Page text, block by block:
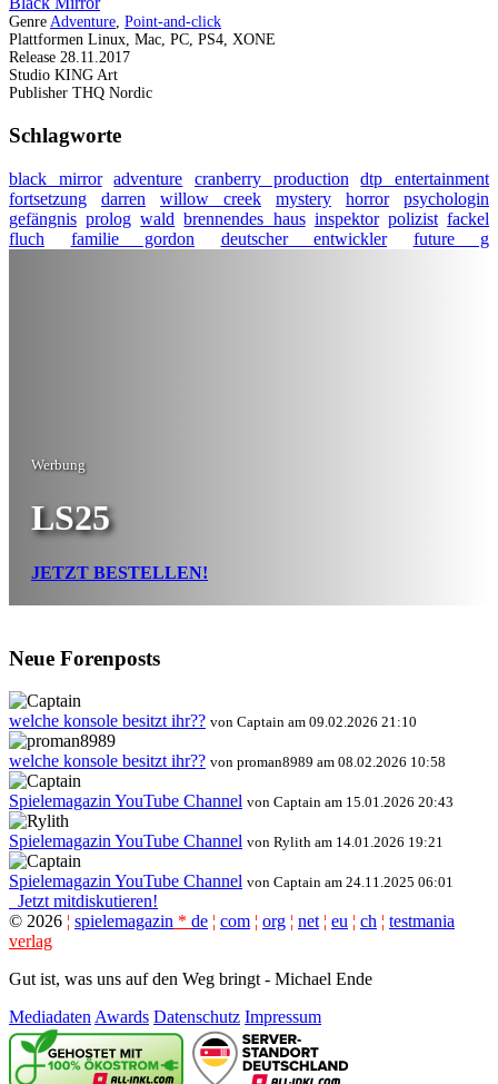
Genre Adventure, Point-and-click
Plattformen Linux, Mac, PC, PS4, XONE
Release 28.11.2017
Studio KING Art
Publisher THQ Nordic
Schlagworte
black mirror adventure cranberry production
dtp entertainment
fortsetzung
darren willow creek mystery horror
psychologin
gefängnis prolog wald brennendes haus inspektor polizist fackel
fluch
familie gordon deutscher entwickler future g
Werbung
LS25
JETZT BESTELLEN!
Neue Forenposts
welche konsole besitzt ihr?? von Captain am 09.02.2026 21:10
welche konsole besitzt ihr?? von proman8989 am 08.02.2026 10:58
Spielemagazin YouTube Channel von Captain am 15.01.2026 20:43
Spielemagazin YouTube Channel von Rylith am 14.01.2026 19:21
Spielemagazin YouTube Channel von Captain am 24.11.2025 06:01
Jetzt mitdiskutieren!
© 2026 ¦ spielemagazin * de ¦ com ¦ org ¦ net ¦ eu ¦ ch ¦ testmania
verlag
Gut ist, was uns auf den Weg bringt - Michael Ende
Mediadaten Awards Datenschutz Impressum